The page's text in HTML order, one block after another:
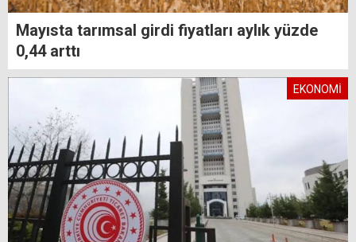
Mayısta tarımsal girdi fiyatları aylık yüzde
0,44 arttı
EKONOMİ